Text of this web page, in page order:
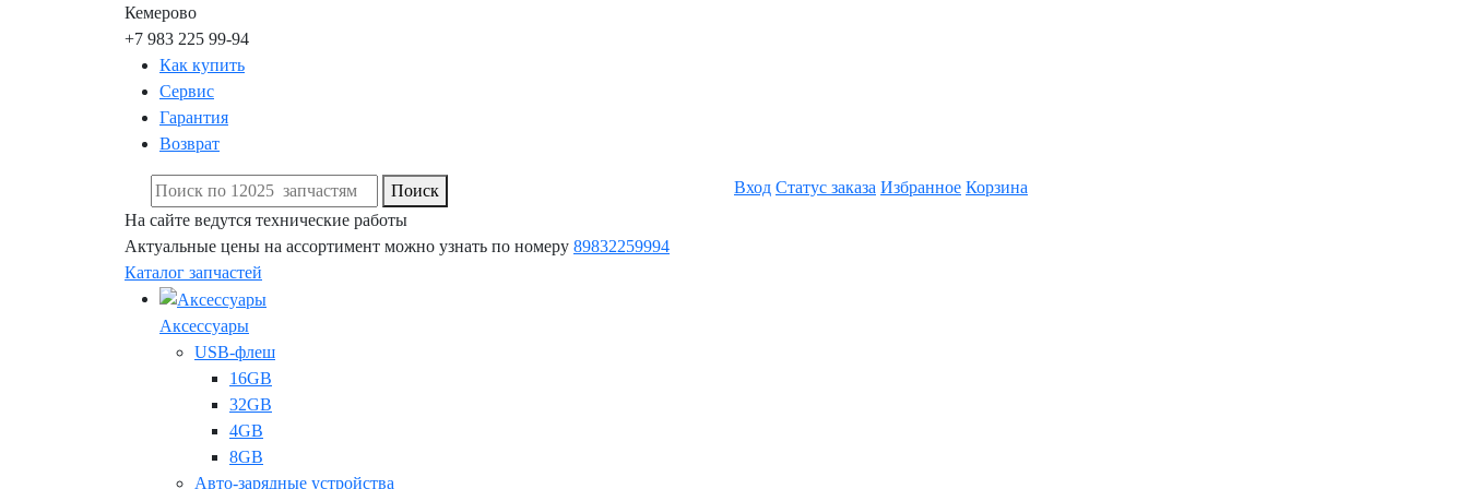
Кемерово
+7 983 225 99-94
Как купить
Сервис
Гарантия
Возврат
Поиск Вход Статус заказа Избранное Корзина
На сайте ведутся технические работы
Актуальные цены на ассортимент можно узнать по номеру 89832259994
Каталог запчастей
Аксессуары
USB-флеш
16GB
32GB
4GB
8GB
Авто-зарядные устройства